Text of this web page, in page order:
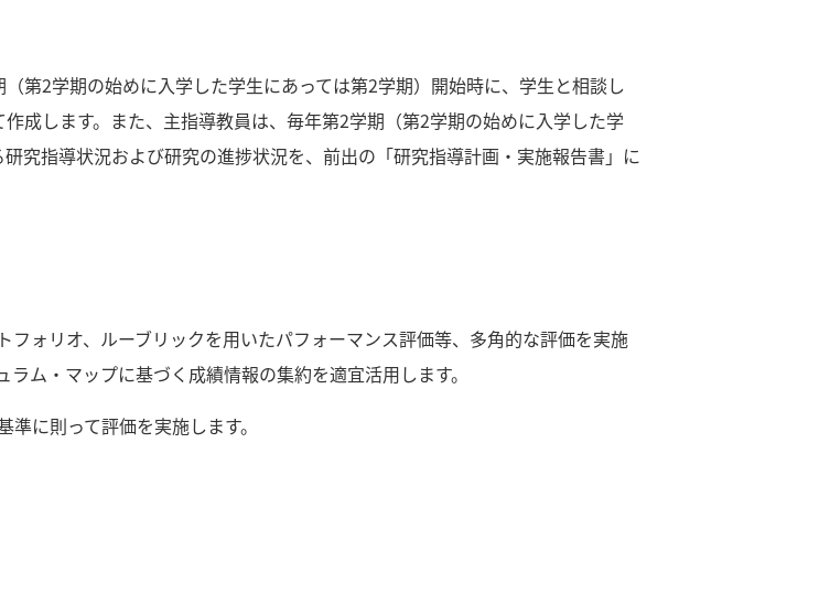
第2学期の始めに入学した学生にあっては第2学期）開始時に、学生と相談し
成します。また、主指導教員は、毎年第2学期（第2学期の始めに入学した学
究指導状況および研究の進捗状況を、前出の「研究指導計画・実施報告書」に
ォリオ、ルーブリックを用いたパフォーマンス評価等、多角的な評価を実施
ム・マップに基づく成績情報の集約を適宜活用します。
に則って評価を実施します。